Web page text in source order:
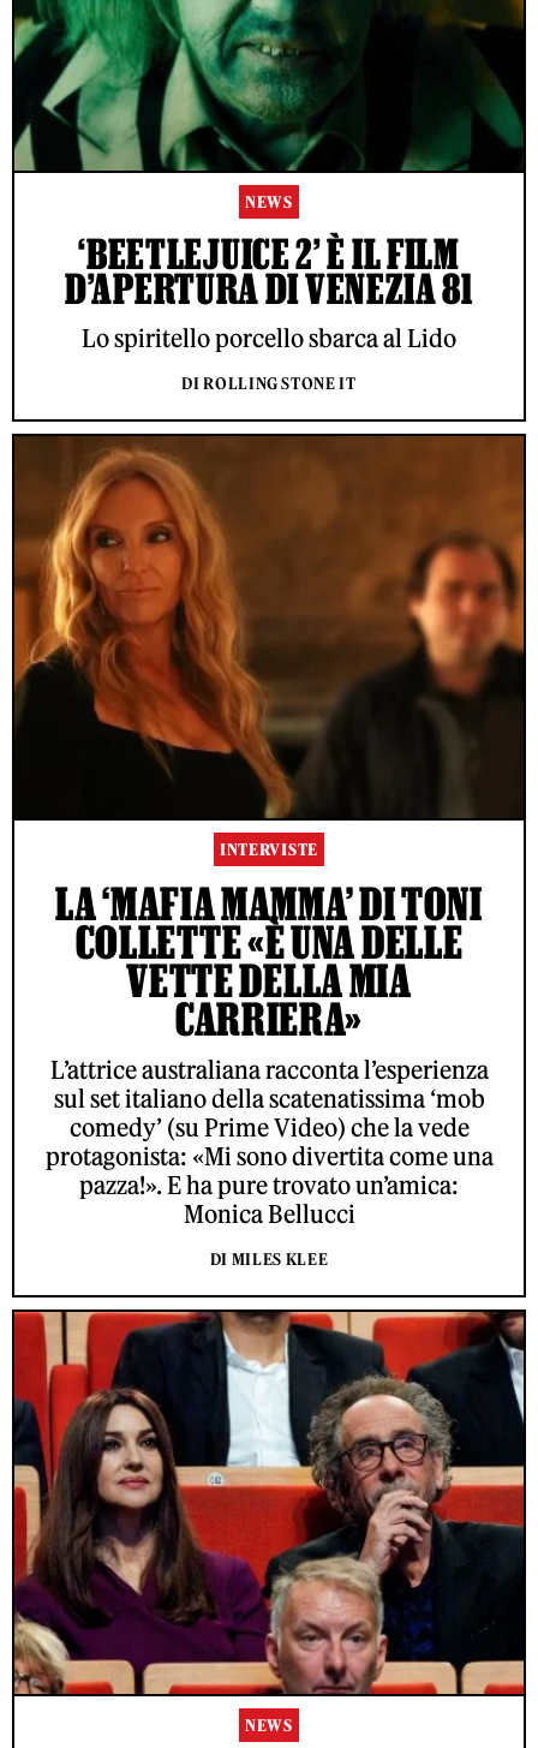
NEWS
‘BEETLEJUICE 2’ È IL FILM
D’APERTURA DI VENEZIA 81
Lo spiritello porcello sbarca al Lido
DI ROLLING STONE IT
INTERVISTE
LA ‘MAFIA MAMMA’ DI TONI
COLLETTE «È UNA DELLE
VETTE DELLA MIA
CARRIERA»
L’attrice australiana racconta l’esperienza
sul set italiano della scatenatissima ‘mob
comedy’ (su Prime Video) che la vede
protagonista: «Mi sono divertita come una
pazza!». E ha pure trovato un’amica:
Monica Bellucci
DI MILES KLEE
NEWS